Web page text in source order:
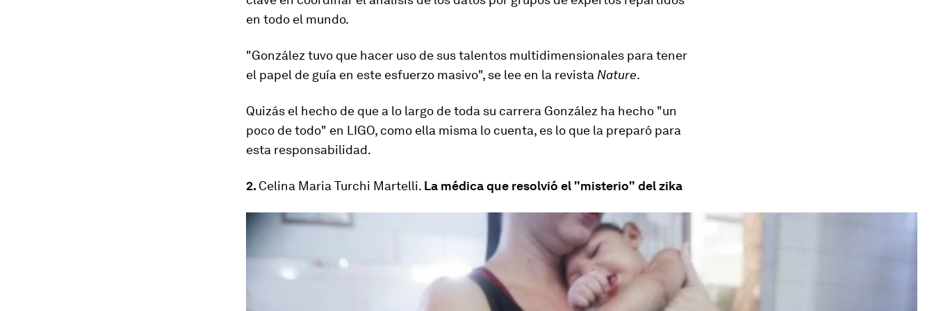
en todo el mundo.
"González tuvo que hacer uso de sus talentos multidimensionales para tener
el papel de guía en este esfuerzo masivo", se lee en la revista Nature.
Quizás el hecho de que a lo largo de toda su carrera González ha hecho "un
poco de todo" en LIGO, como ella misma lo cuenta, es lo que la preparó para
esta responsabilidad.
2. Celina Maria Turchi Martelli. La médica que resolvió el "misterio" del zika